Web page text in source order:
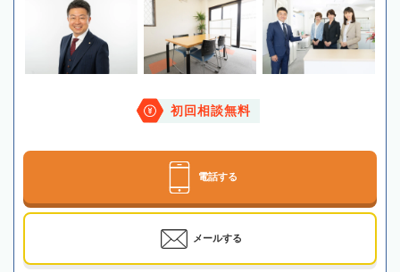
初回相談無料
電話する
メールする